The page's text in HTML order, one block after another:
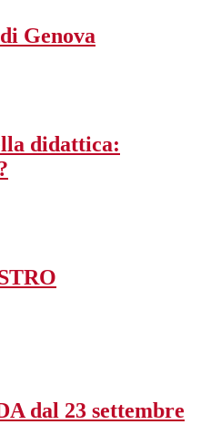
Genova
didattica:
dal 23 settembre